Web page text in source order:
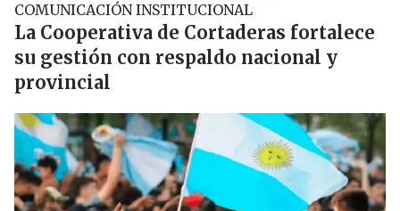
COMUNICACIÓN INSTITUCIONAL
La Cooperativa de Cortaderas fortalece
su gestión con respaldo nacional y
provincial